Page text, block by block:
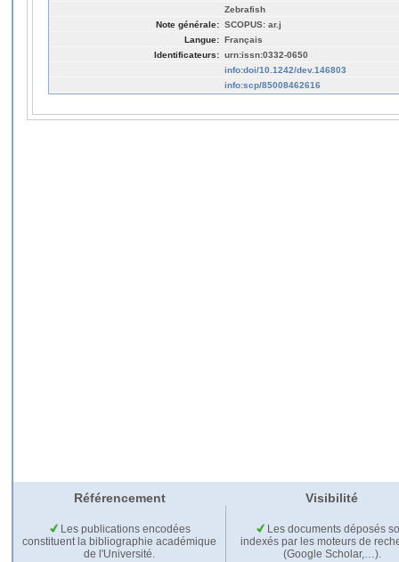
Zebrafish
Note générale: SCOPUS: ar.j
Langue: Français
Identificateurs: urn:issn:0332-0650
info:doi/10.1242/dev.146803
info:scp/85008462616
Référencement Visibilité
Les publications encodées
constituent la bibliographie académique
de l'Université.
Les documents déposés
indexés par les moteurs de
(Google Scholar,…).